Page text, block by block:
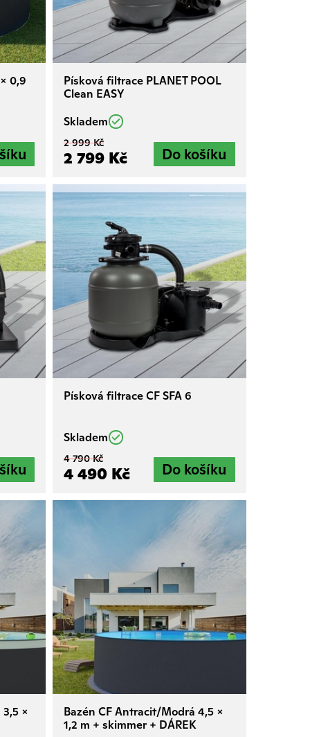
0,9
Písková filtrace PLANET POOL
Clean EASY
Skladem
2 999 Kč
2 799 Kč
Písková filtrace CF SFA 6
Skladem
4 790 Kč
4 490 Kč
x
Bazén CF Antracit/Modrá 4,5 x
1,2 m + skimmer + DÁREK